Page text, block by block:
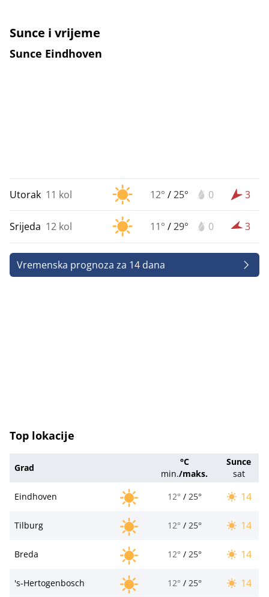
Sunce i vrijeme
Sunce Eindhoven
Utorak 11 kol 12° /25° 0 3
Srijeda 12 kol 11° /29° 0 3
Vremenska prognoza za 14 dana
Top lokacije
Grad
°C
min./maks.
Sunce
sat
Eindhoven
12° / 25° 14
Tilburg 12° / 25° 14
Breda 12° / 25° 14
's-Hertogenbosch 12° / 25° 14